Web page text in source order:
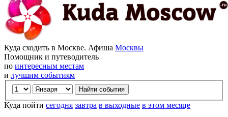
Куда сходить в Москве. Афиша Москвы
Помощник и путеводитель
по интересным местам
и лучшим событиям
Куда пойти сегодня завтра в выходные в этом месяце